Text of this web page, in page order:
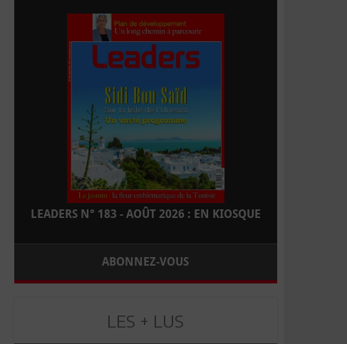
LEADERS N° 183 - AOÛT 2026 : EN KIOSQUE
ABONNEZ-VOUS
LES + LUS